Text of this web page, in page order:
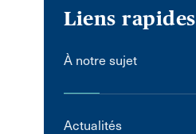
Liens rapides
À notre sujet
Actualités